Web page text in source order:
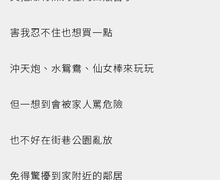
害我忍不住也想買一點
沖天炮、水鴛鴦、仙女棒來玩玩
但一想到會被家人罵危險
也不好在街巷公園亂放
免得驚擾到家附近的鄰居